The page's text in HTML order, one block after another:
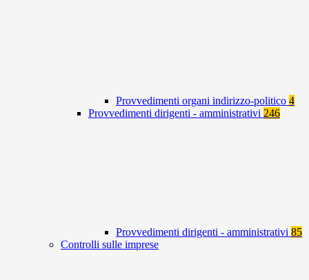
Provvedimenti organi indirizzo-politico 4
Provvedimenti dirigenti - amministrativi 246
Provvedimenti dirigenti - amministrativi 85
Controlli sulle imprese